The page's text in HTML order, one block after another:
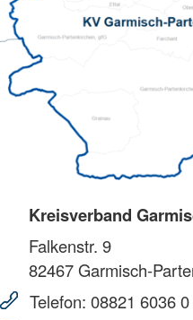
Kreisverband
Falkenstr. 9
82467Garmisch-
Telefon: 08821 6036 0